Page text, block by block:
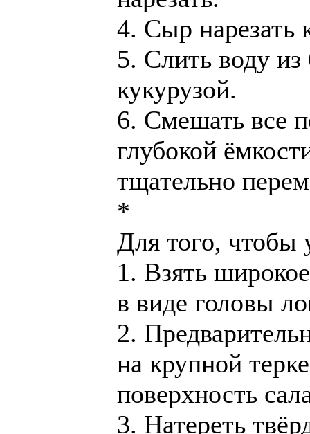
4. Сыр нарезать
5. Слить воду из
кукурузой.
6. Смешать все
глубокой
тщательно
*
Для того, чтобы
1. Взять
в виде головы
2.
на крупной
поверхность
3. Натереть